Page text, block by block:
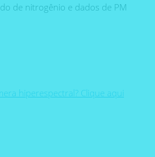
de nitrogênio e dados de PM
hiperespectral? Clique aqui